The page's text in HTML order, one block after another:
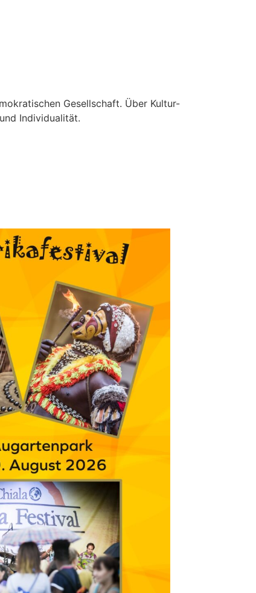
Gesellschaft. Über Kultur-
Individualität.